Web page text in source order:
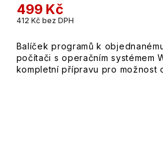
412 Kč bez DPH
499 Kč
Balíček programů k
počítači s operačním systémem
kompletní přípravu pro možnost